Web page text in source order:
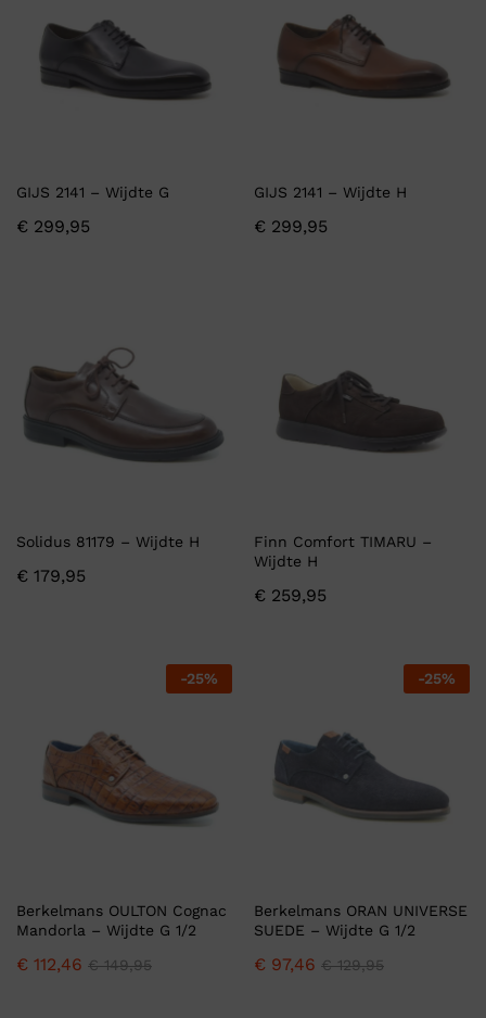
GIJS 2141 – Wijdte G
€ 299,95
GIJS 2141 – Wijdte H
€ 299,95
Solidus 81179 – Wijdte H
€ 179,95
Finn Comfort TIMARU –
Wijdte H
€ 259,95
-25%
Berkelmans OULTON Cognac
Mandorla – Wijdte G 1/2
€ 112,46 €149,95
-25%
Berkelmans ORAN UNIVERSE
SUEDE – Wijdte G 1/2
€ 97,46 €129,95